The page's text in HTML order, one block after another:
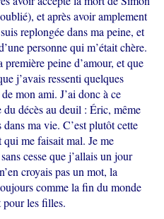
et après avoir amplement
replongée dans ma peine, et
personne qui m’était chère.
peine d’amour, et que
j’avais ressenti quelques
mon ami. J’ai donc à ce
du décès au deuil : Éric, même
dans ma vie. C’est plutôt cette
qui me faisait mal. Je me
cesse que j’allais un jour
croyais pas un mot, la
comme la fin du monde
pour les filles.